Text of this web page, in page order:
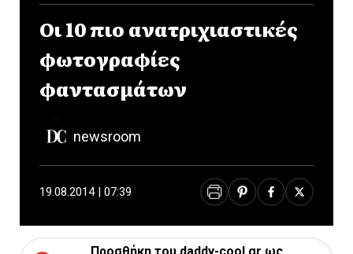
Οι 10 πιο ανατριχιαστικές
φωτογραφίες
φαντασμάτων
newsroom
19.08.2014 | 07:39